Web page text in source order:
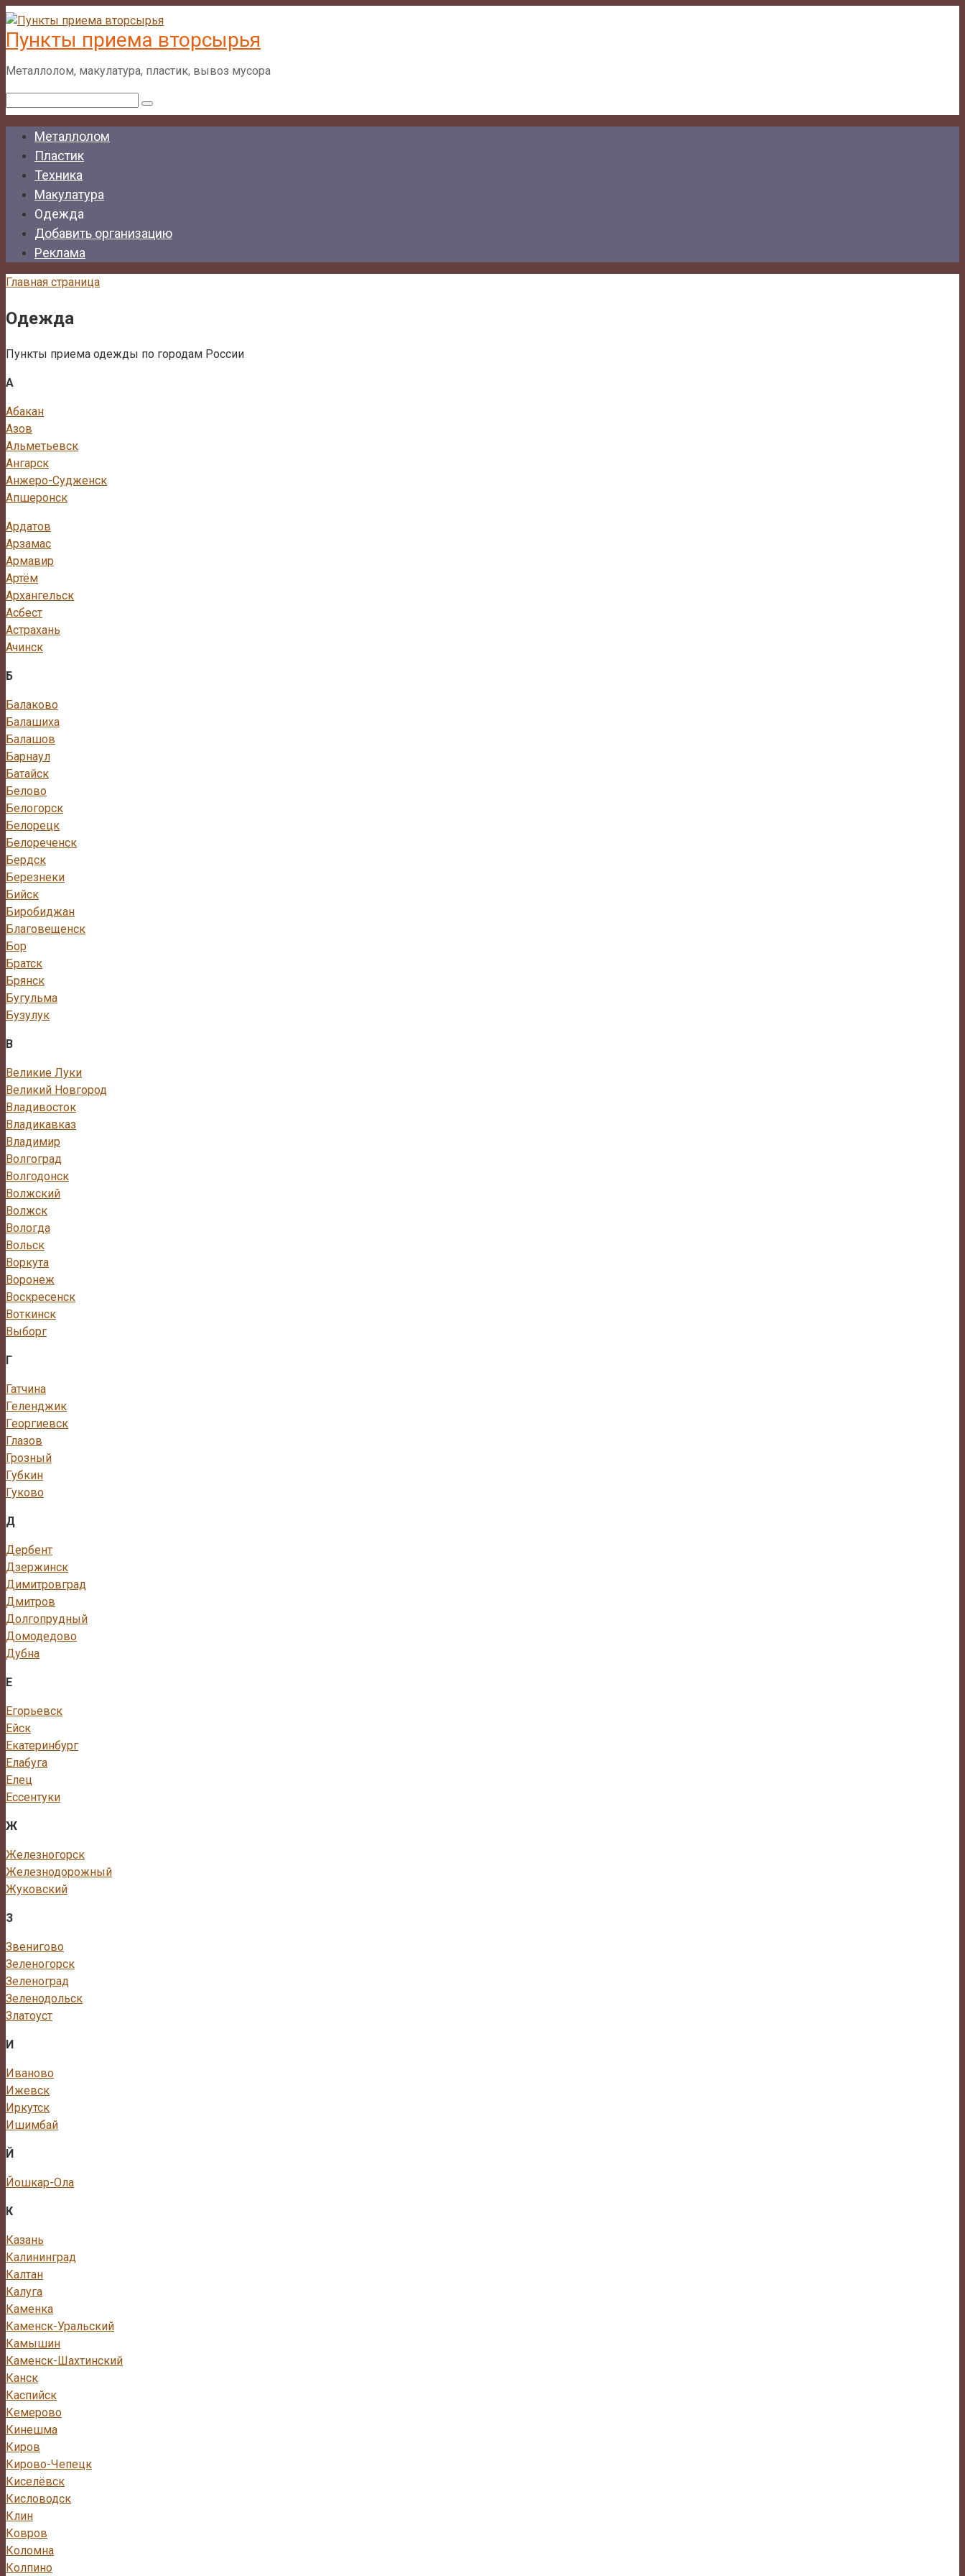
Перейти
к
контенту
Пункты приема вторсырья
Металлолом, макулатура, пластик, вывоз мусора
Металлолом
Пластик
Техника
Макулатура
Одежда
Добавить организацию
Реклама
Главная страница
Одежда
Пункты приема одежды по городам России
А
Абакан
Азов
Альметьевск
Ангарск
Анжеро-Судженск
Апшеронск
Ардатов
Арзамас
Армавир
Артём
Архангельск
Асбест
Астрахань
Ачинск
Б
Балаково
Балашиха
Балашов
Барнаул
Батайск
Белово
Белогорск
Белорецк
Белореченск
Бердск
Березнеки
Бийск
Биробиджан
Благовещенск
Бор
Братск
Брянск
Бугульма
Бузулук
В
Великие Луки
Великий Новгород
Владивосток
Владикавказ
Владимир
Волгоград
Волгодонск
Волжский
Волжск
Вологда
Вольск
Воркута
Воронеж
Воскресенск
Воткинск
Выборг
Г
Гатчина
Геленджик
Георгиевск
Глазов
Грозный
Губкин
Гуково
Д
Дербент
Дзержинск
Димитровград
Дмитров
Долгопрудный
Домодедово
Дубна
Е
Егорьевск
Ейск
Екатеринбург
Елабуга
Елец
Ессентуки
Ж
Железногорск
Железнодорожный
Жуковский
З
Звенигово
Зеленогорск
Зеленоград
Зеленодольск
Златоуст
И
Иваново
Ижевск
Иркутск
Ишимбай
Й
Йошкар-Ола
К
Казань
Калининград
Калтан
Калуга
Каменка
Каменск-Уральский
Камышин
Каменск-Шахтинский
Канск
Каспийск
Кемерово
Кинешма
Киров
Кирово-Чепецк
Киселёвск
Кисловодск
Клин
Ковров
Коломна
Колпино